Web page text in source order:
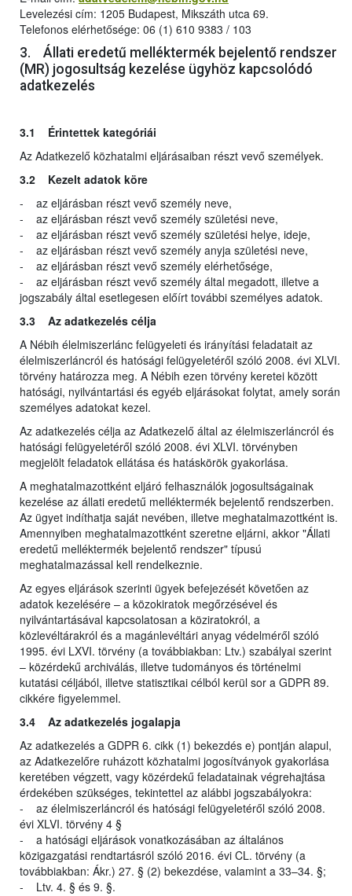
Levelezési cím: 1205 Budapest, Mikszáth utca 69.
Telefonos elérhetősége: 06 (1) 610 9383 / 103
3. Állati eredetű melléktermék bejelentő rendszer
(MR) jogosultság kezelése ügyhöz kapcsolódó
adatkezelés
3.1 Érintettek kategóriái
Az Adatkezelő közhatalmi eljárásaiban részt vevő személyek.
3.2 Kezelt adatok köre
- az eljárásban részt vevő személy neve,
- az eljárásban részt vevő személy születési neve,
- az eljárásban részt vevő személy születési helye, ideje,
- az eljárásban részt vevő személy anyja születési neve,
- az eljárásban részt vevő személy elérhetősége,
- az eljárásban részt vevő személy által megadott, illetve a
jogszabály által esetlegesen előírt további személyes adatok.
3.3 Az adatkezelés célja
A Nébih élelmiszerlánc felügyeleti és irányítási feladatait az
élelmiszerláncról és hatósági felügyeletéről szóló 2008. évi XLVI.
törvény határozza meg. A Nébih ezen törvény keretei között
hatósági, nyilvántartási és egyéb eljárásokat folytat, amely során
személyes adatokat kezel.
Az adatkezelés célja az Adatkezelő által az élelmiszerláncról és
hatósági felügyeletéről szóló 2008. évi XLVI. törvényben
megjelölt feladatok ellátása és hatáskörök gyakorlása.
A meghatalmazottként eljáró felhasználók jogosultságainak
kezelése az állati eredetű melléktermék bejelentő rendszerben.
Az ügyet indíthatja saját nevében, illetve meghatalmazottként is.
Amennyiben meghatalmazottként szeretne eljárni, akkor "Állati
eredetű melléktermék bejelentő rendszer" típusú
meghatalmazással kell rendelkeznie.
Az egyes eljárások szerinti ügyek befejezését követően az
adatok kezelésére – a közokiratok megőrzésével és
nyilvántartásával kapcsolatosan a köziratokról, a
közlevéltárakról és a magánlevéltári anyag védelméről szóló
1995. évi LXVI. törvény (a továbbiakban: Ltv.) szabályai szerint
– közérdekű archiválás, illetve tudományos és történelmi
kutatási céljából, illetve statisztikai célból kerül sor a GDPR 89.
cikkére figyelemmel.
3.4 Az adatkezelés jogalapja
Az adatkezelés a GDPR 6. cikk (1) bekezdés e) pontján alapul,
az Adatkezelőre ruházott közhatalmi jogosítványok gyakorlása
keretében végzett, vagy közérdekű feladatainak végrehajtása
érdekében szükséges, tekintettel az alábbi jogszabályokra:
- az élelmiszerláncról és hatósági felügyeletéről szóló 2008.
évi XLVI. törvény 4 §
- a hatósági eljárások vonatkozásában az általános
közigazgatási rendtartásról szóló 2016. évi CL. törvény (a
továbbiakban: Ákr.) 27. § (2) bekezdése, valamint a 33–34. §;
- Ltv. 4. § és 9. §.